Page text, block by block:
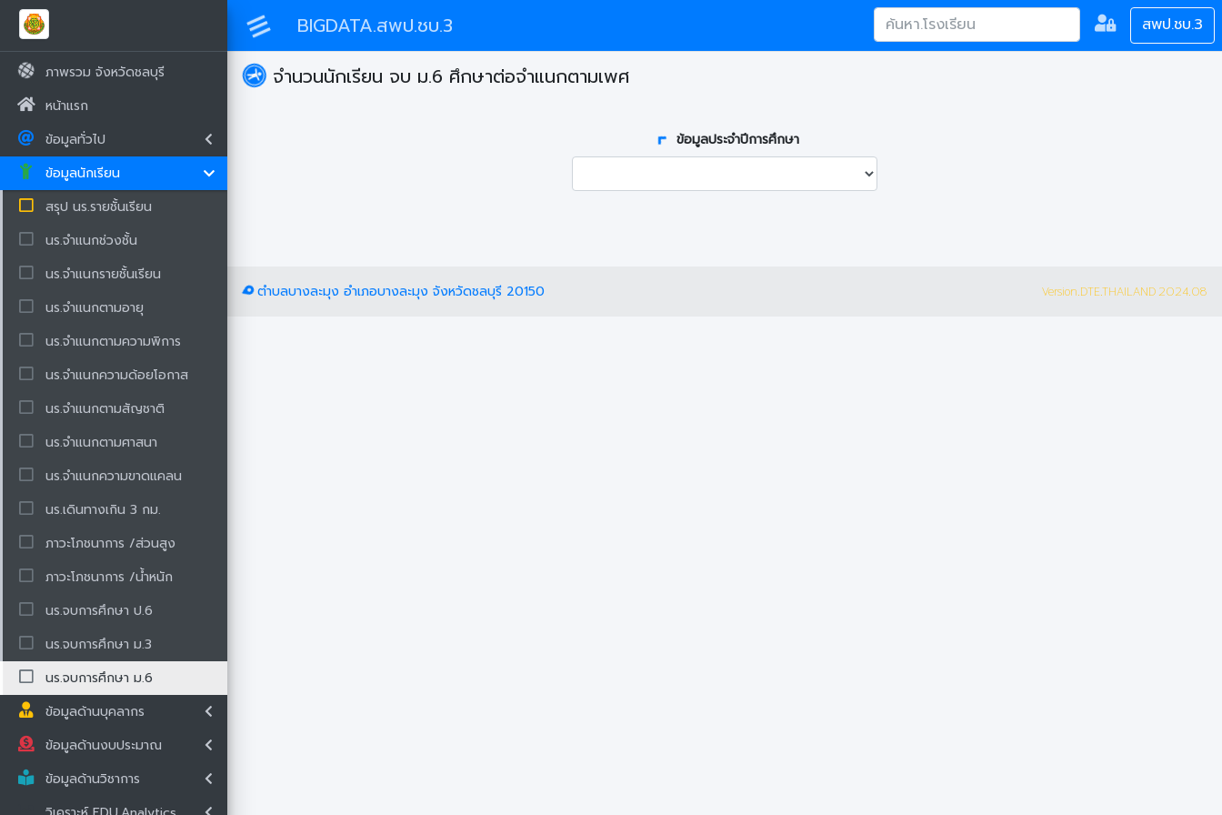
BIGDATA.สพป.ชบ.3 สพป.ชบ.3
ภาพรวม จังหวัดชลบุรี
หน้าแรก
ข้อมูลทั่วไป
ข้อมูลนักเรียน
สรุป นร.รายชั้นเรียน
นร.จำแนกช่วงชั้น
นร.จำแนกรายชั้นเรียน
นร.จำแนกตามอายุ
นร.จำแนกตามความพิการ
นร.จำแนกความด้อยโอกาส
นร.จำแนกตามสัญชาติ
นร.จำแนกตามศาสนา
นร.จำแนกความขาดแคลน
นร.เดินทางเกิน 3 กม.
ภาวะโภชนาการ /ส่วนสูง
ภาวะโภชนาการ /น้ำหนัก
นร.จบการศึกษา ป.6
นร.จบการศึกษา ม.3
นร.จบการศึกษา ม.6
ข้อมูลด้านบุคลากร
ข้อมูลด้านงบประมาณ
ข้อมูลด้านวิชาการ
จำนวนนักเรียน จบ ม.6 ศึกษาต่อจำแนกตามเพศ
ข้อมูลประจำปีการศึกษา
ตำบลบางละมุง อำเภอบางละมุง จังหวัดชลบุรี 20150 Version.DTE.THAILAND 2024.08